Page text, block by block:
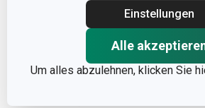
Einstellungen
Alle
Um alles abzulehnen, klicken Sie